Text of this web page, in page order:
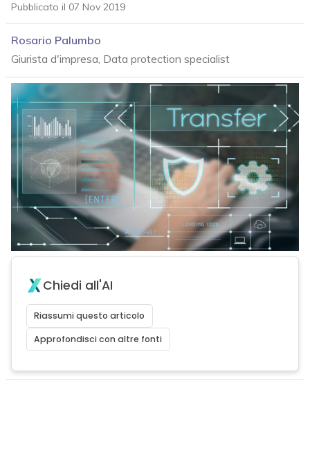
Pubblicato il 07 Nov 2019
Rosario Palumbo
Giurista d'impresa, Data protection specialist
Chiedi all'AI
Riassumi questo articolo
Approfondisci con altre fonti